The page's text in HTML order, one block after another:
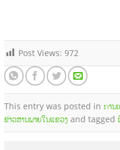
Post Views: 972
This entry was posted in ການ
ຂ່າວສານພາຍໃນແຂວງ and tagged